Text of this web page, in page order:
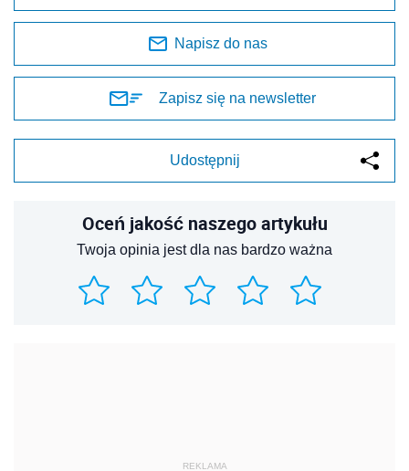
Napisz do nas
Zapisz się na newsletter
Udostępnij
Oceń jakość naszego artykułu
Twoja opinia jest dla nas bardzo ważna
REKLAMA